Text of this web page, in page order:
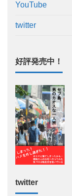
YouTube
twitter
好評発売中！
twitter